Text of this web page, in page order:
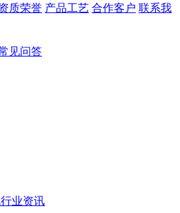
质荣誉 产品工艺 合作客户 联系我
见问答
行业资讯